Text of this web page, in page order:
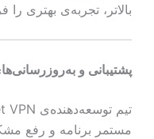
بالاتر، تجربه‌ی بهتری را
پشتیبانی و
مستمر برنامه و رفع